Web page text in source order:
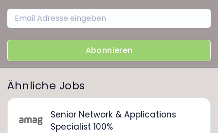
Abonnieren
Ähnliche Jobs
Senior Network & Applications
Specialist 100%